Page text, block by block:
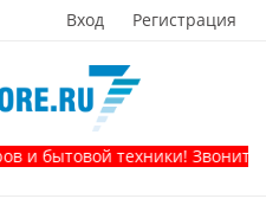
Вход Регистрация
техники! Звоните, и